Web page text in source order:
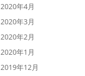
2020年4月
2020年3月
2020年2月
2020年1月
2019年12月